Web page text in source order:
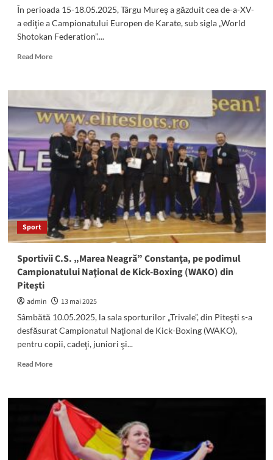
elevi
de
la
unități
În perioada 15-18.05.2025, Târgu Mureş a găzduit cea de-a-XV-
a ediţie a Campionatului Europen de Karate, sub sigla „World
Shotokan Federation”....
Read MoreRead
(FOTO)
constănţeni,
campioni
europeni
la
Karate
WSF
Sport
Sportivii C.S. „Marea Neagră” Constanţa, pe podimul
Campionatului Naţional de Kick-Boxing (WAKO) din
Pitești
admin
13 mai 2025
Sâmbătă 10.05.2025, la sala sporturilor „Trivale”, din Piteşti s-a
desfăsurat Campionatul Naţional de Kick-Boxing (WAKO),
pentru copii, cadeţi, juniori şi...
Read MoreRead
Sportivii
C.S.
„Marea
Neagră”
Constanţa,
pe